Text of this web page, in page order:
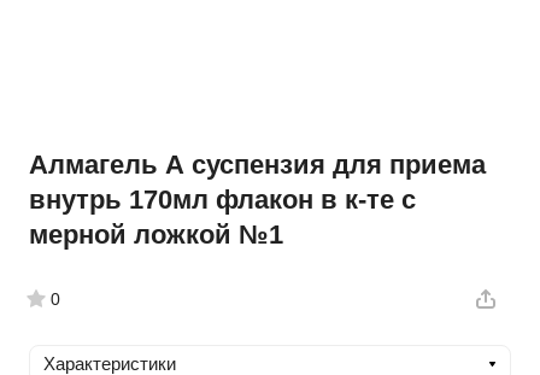
Алмагель А суспензия для приема
внутрь 170мл флакон в к-те с
мерной ложкой №1
0
Характеристики